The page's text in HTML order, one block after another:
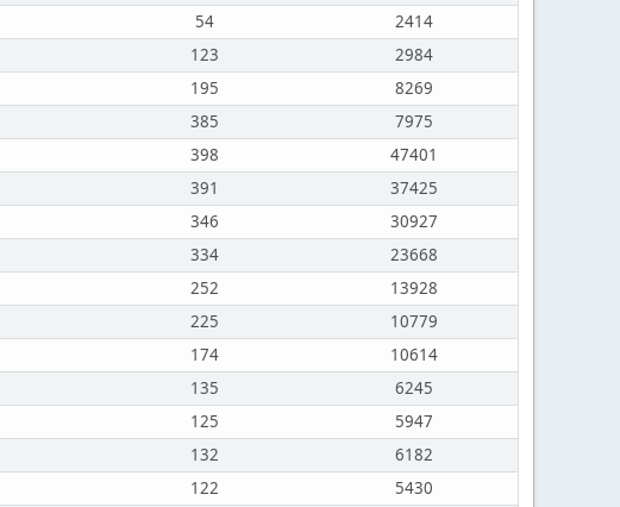
54
2414
123
2984
195
8269
385
7975
398
47401
391
37425
346
30927
334
23668
252
13928
225
10779
174
10614
135
6245
125
5947
132
6182
122
5430